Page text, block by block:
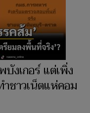
งเกอร์ แต่เพิ่ง
ชาวเน็ตแห่คอม